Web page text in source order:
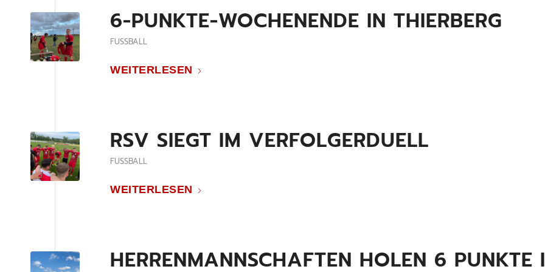
6-PUNKTE-WOCHENENDE IN THIERBERG
FUSSBALL
WEITERLESEN
RSV SIEGT IM VERFOLGERDUELL
FUSSBALL
WEITERLESEN
HERRENMANNSCHAFTEN HOLEN 6 PUNKTE